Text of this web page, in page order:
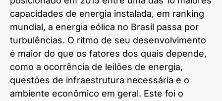
capacidades de energia instalada, em ranking
mundial, a energia eólica no Brasil passa por
turbulências. O ritmo de seu desenvolvimento
é maior do que os fatores dos quais depende,
como a ocorrência de leilões de energia,
questões de infraestrutura necessária e o
ambiente econômico em geral. Este foi o